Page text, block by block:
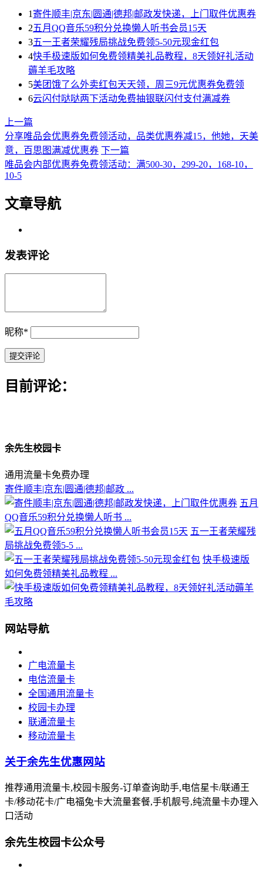
1 寄件顺丰|京东|圆通|德邦|邮政发快递，上门取件优惠券
2五月QQ音乐59积分兑换懒人听书会员15天
3五一王者荣耀残局挑战免费领5-50元现金红包
4快手极速版如何免费领精美礼品教程，8天领好礼活动
薅羊毛攻略
5美团饿了么外卖红包天天领，周三9元优惠券免费领
6云闪付哒哒两下活动免费抽银联闪付支付满减券
上一篇
分享唯品会优惠券免费领活动，品类优惠券减15，他她，天美
意，百思图满减优惠券 下一篇
唯品会内部优惠券免费领活动：满500-30，299-20，168-10，
10-5
文章导航
发表评论
昵称*
目前评论：
余先生校园卡
通用流量卡免费办理
寄件顺丰|京东|圆通|德邦|邮政 ...
五月
QQ音乐59积分兑换懒人听书 ...
五一王者荣耀残
局挑战免费领5-5 ...
快手极速版
如何免费领精美礼品教程 ...
网站导航
广电流量卡
电信流量卡
全国通用流量卡
校园卡办理
联通流量卡
移动流量卡
关于余先生优惠网站
推荐通用流量卡,校园卡服务-订单查询助手,电信星卡/联通王
卡/移动花卡/广电福兔卡大流量套餐,手机靓号,纯流量卡办理入
口活动
余先生校园卡公众号